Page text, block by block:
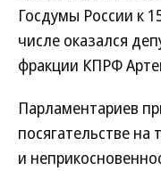
Госдумы России к
числе оказался
фракции КПРФ
Парламентариев
посягательстве на
и